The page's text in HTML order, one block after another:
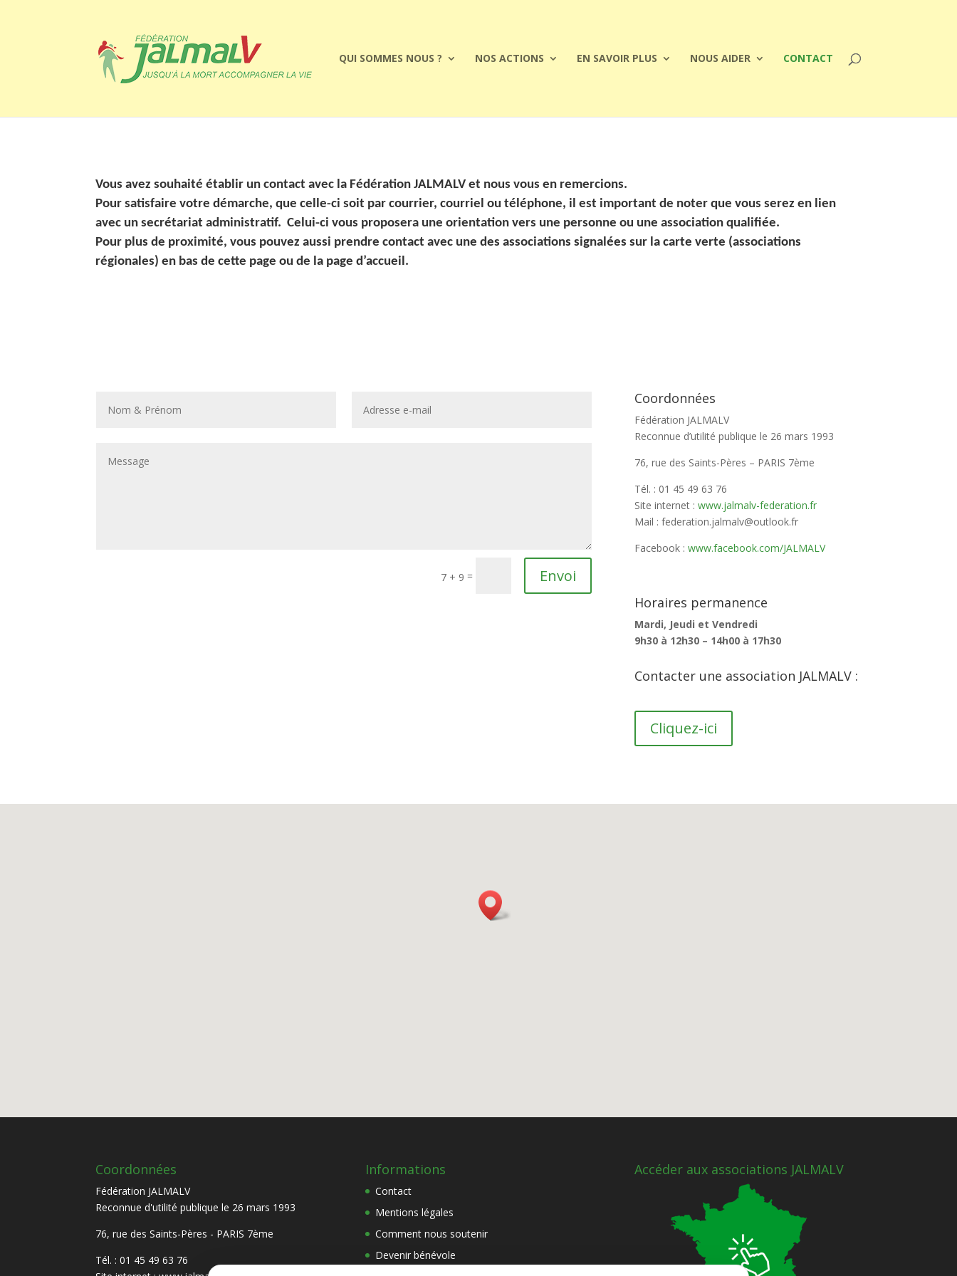
QUI SOMMES NOUS ? NOS ACTIONS EN SAVOIR PLUS NOUS AIDER CONTACT
Vous avez souhaité établir un contact avec la Fédération JALMALV et nous vous en remercions.
Pour satisfaire votre démarche, que celle-ci soit par courrier, courriel ou téléphone, il est important de noter que vous serez en lien
avec un secrétariat administratif. Celui-ci vous proposera une orientation vers une personne ou une association qualifiée.
Pour plus de proximité, vous pouvez aussi prendre contact avec une des associations signalées sur la carte verte (associations
régionales) en bas de cette page ou de la page d’accueil.
7 + 9 = Envoi
Coordonnées
Fédération JALMALV
Reconnue d’utilité publique le 26 mars 1993
76, rue des Saints-Pères – PARIS 7ème
Tél. : 01 45 49 63 76
Site internet : www.jalmalv-federation.fr
Mail : federation.jalmalv@outlook.fr
Facebook : www.facebook.com/JALMALV
Horaires permanence
Mardi, Jeudi et Vendredi
9h30 à 12h30 – 14h00 à 17h30
Contacter une association JALMALV :
Cliquez-ici
Coordonnées
Fédération JALMALV
Reconnue d'utilité publique le 26 mars 1993
76, rue des Saints-Pères - PARIS 7ème
Tél. : 01 45 49 63 76
Informations
Contact
Mentions légales
Comment nous soutenir
Devenir bénévole
Accéder aux associations JALMALV